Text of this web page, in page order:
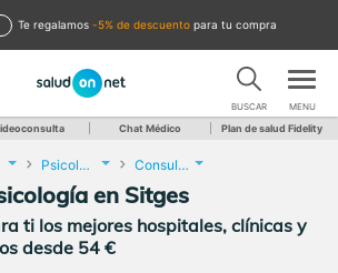
te regalamos -5% de descuento para tu compra
BUSCAR MENU
Chat Médico Plan de salud Fidelity
Psicología Consulta de Psicología
en Sitges
ti los mejores hospitales, clínicas y
desde 54 €